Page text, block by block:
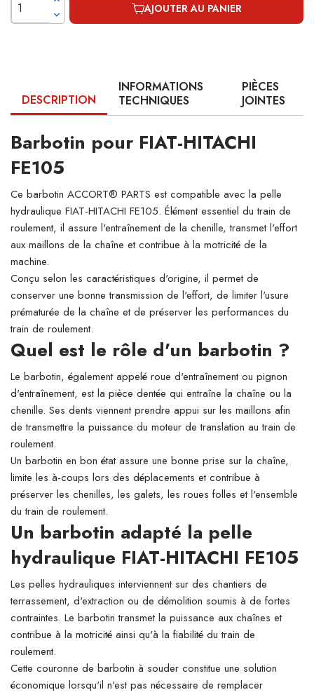
AJOUTER AU PANIER
DESCRIPTION
INFORMATIONS
TECHNIQUES
PIÈCES
JOINTES
Barbotin pour FIAT-HITACHI
FE105
Ce barbotin ACCORT® PARTS est compatible avec la pelle
hydraulique FIAT-HITACHI FE105. Élément essentiel du train de
roulement, il assure l'entraînement de la chenille, transmet l'effort
aux maillons de la chaîne et contribue à la motricité de la
machine.
Conçu selon les caractéristiques d'origine, il permet de
conserver une bonne transmission de l'effort, de limiter l'usure
prématurée de la chaîne et de préserver les performances du
train de roulement.
Quel est le rôle d'un barbotin ?
Le barbotin, également appelé roue d'entraînement ou pignon
d'entraînement, est la pièce dentée qui entraîne la chaîne ou la
chenille. Ses dents viennent prendre appui sur les maillons afin
de transmettre la puissance du moteur de translation au train de
roulement.
Un barbotin en bon état assure une bonne prise sur la chaîne,
limite les à-coups lors des déplacements et contribue à
préserver les chenilles, les galets, les roues folles et l'ensemble
du train de roulement.
Un barbotin adapté la pelle
hydraulique FIAT-HITACHI FE105
Les pelles hydrauliques interviennent sur des chantiers de
terrassement, d'extraction ou de démolition soumis à de fortes
contraintes. Le barbotin transmet la puissance aux chaînes et
contribue à la motricité ainsi qu'à la fiabilité du train de
roulement.
Cette couronne de barbotin à souder constitue une solution
économique lorsqu'il n'est pas nécessaire de remplacer